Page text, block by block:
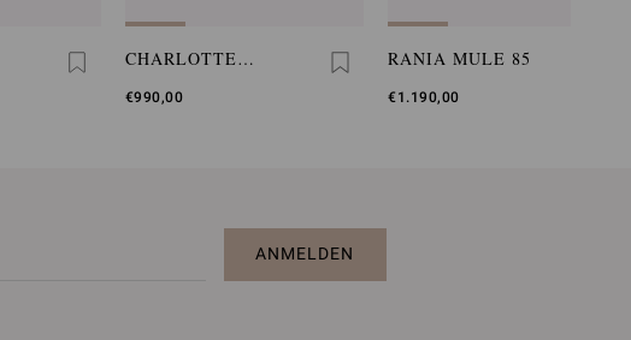
CHARLOTTE
€990,00
RANIA MULE 85
€1.190,00
ANMELDEN